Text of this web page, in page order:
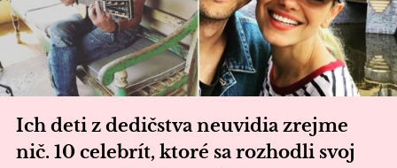
Ich deti z dedičstva neuvidia zrejme
nič. 10 celebrít, ktoré sa rozhodli svoj